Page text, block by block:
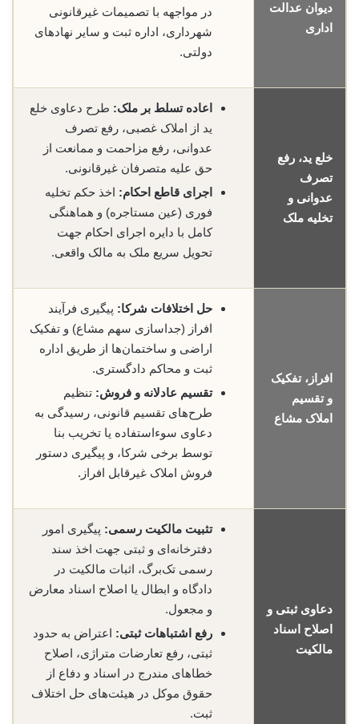
دیوان عدالت
اداری
در مواجهه با تصمیمات غیرقانونی
شهرداری، اداره ثبت و سایر نهادهای
دولتی.
خلع ید، رفع
تصرف
عدوانی و
تخلیه ملک
اعاده تسلط بر ملک: طرح دعاوی خلع
ید از املاک غصبی، رفع تصرف
عدوانی، رفع مزاحمت و ممانعت از
حق علیه متصرفان غیرقانونی.
اجرای قاطع احکام: اخذ حکم تخلیه
فوری (عین مستاجره) و هماهنگی
کامل با دایره اجرای احکام جهت
تحویل سریع ملک به مالک واقعی.
افراز، تفکیک
و تقسیم
املاک مشاع
حل اختلافات شرکا: پیگیری فرآیند
افراز (جداسازی سهم مشاع) و تفکیک
اراضی و ساختمان‌ها از طریق اداره
ثبت و محاکم دادگستری.
تقسیم عادلانه و فروش: تنظیم
طرح‌های تقسیم قانونی، رسیدگی به
دعاوی سوءاستفاده یا تخریب بنا
توسط برخی شرکا، و پیگیری دستور
فروش املاک غیرقابل افراز.
دعاوی ثبتی و
اصلاح اسناد
مالکیت
تثبیت مالکیت رسمی: پیگیری امور
دفترخانه‌ای و ثبتی جهت اخذ سند
رسمی تک‌برگ، اثبات مالکیت در
دادگاه و ابطال یا اصلاح اسناد معارض
و مجعول.
رفع اشتباهات ثبتی: اعتراض به حدود
ثبتی، رفع تعارضات متراژی، اصلاح
خطاهای مندرج در اسناد و دفاع از
حقوق موکل در هیئت‌های حل اختلاف
ثبت.